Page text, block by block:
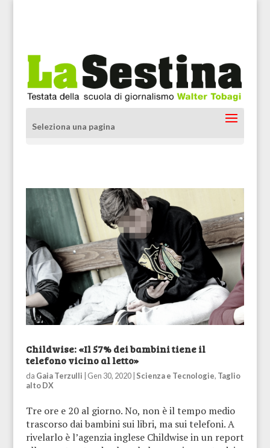
Seleziona una pagina
Childwise: «Il 57% dei bambini tiene il
telefono vicino al letto»
da Gaia Terzulli Gen 30, 2020| Scienza e Tecnologie, Taglio
alto DX
Tre ore e 20 al giorno. No, non è il tempo medio
trascorso dai bambini sui libri, ma sui telefoni. A
rivelarlo è l’agenzia inglese Childwise in un report